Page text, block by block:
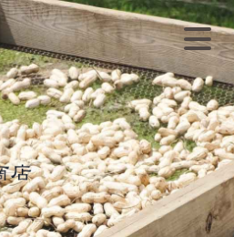
味付き・煎り 柿ピー
贈答用 甘納豆